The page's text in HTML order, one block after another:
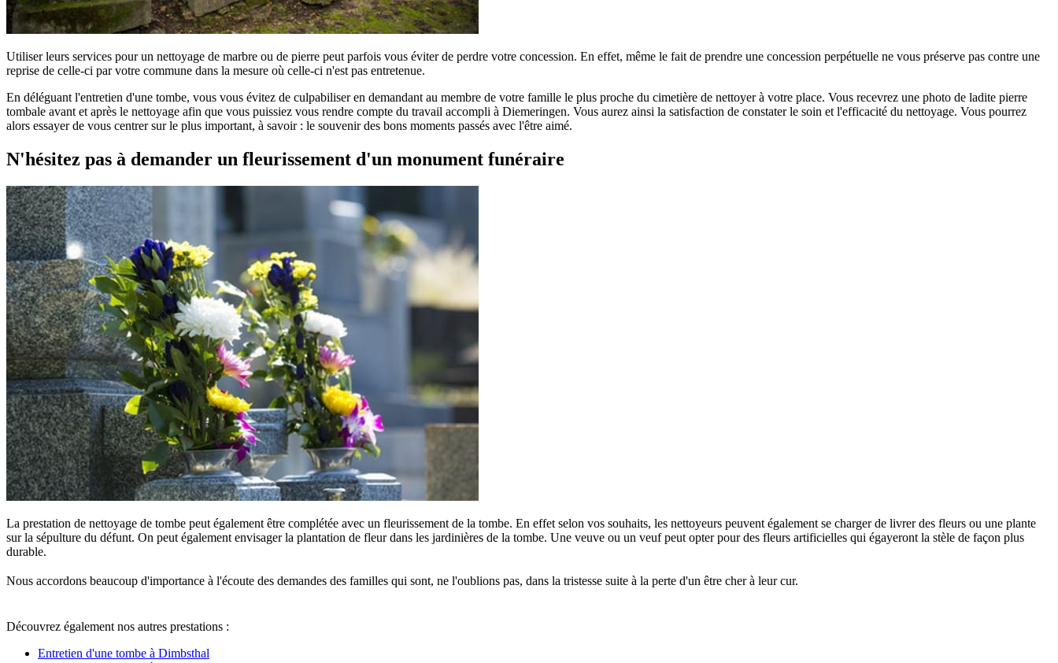
Utiliser leurs services pour un nettoyage de marbre ou de pierre peut parfois vous éviter de perdre votre concession. En effet, même le fait de prendre une concession perpétuelle ne vous préserve pas contre une
reprise de celle-ci par votre commune dans la mesure où celle-ci n'est pas entretenue.
En déléguant l'entretien d'une tombe, vous vous évitez de culpabiliser en demandant au membre de votre famille le plus proche du cimetière de nettoyer à votre place. Vous recevrez une photo de ladite pierre
tombale avant et après le nettoyage afin que vous puissiez vous rendre compte du travail accompli à Diemeringen. Vous aurez ainsi la satisfaction de constater le soin et l'efficacité du nettoyage. Vous pourrez
alors essayer de vous centrer sur le plus important, à savoir : le souvenir des bons moments passés avec l'être aimé.
N'hésitez pas à demander un fleurissement d'un monument funéraire
La prestation de nettoyage de tombe peut également être complétée avec un fleurissement de la tombe. En effet selon vos souhaits, les nettoyeurs peuvent également se charger de livrer des fleurs ou une plante
sur la sépulture du défunt. On peut également envisager la plantation de fleur dans les jardinières de la tombe. Une veuve ou un veuf peut opter pour des fleurs artificielles qui égayeront la stèle de façon plus
durable.
Nous accordons beaucoup d'importance à l'écoute des demandes des familles qui sont, ne l'oublions pas, dans la tristesse suite à la perte d'un être cher à leur cur.
Découvrez également nos autres prestations :
Entretien d'une tombe à Dimbsthal